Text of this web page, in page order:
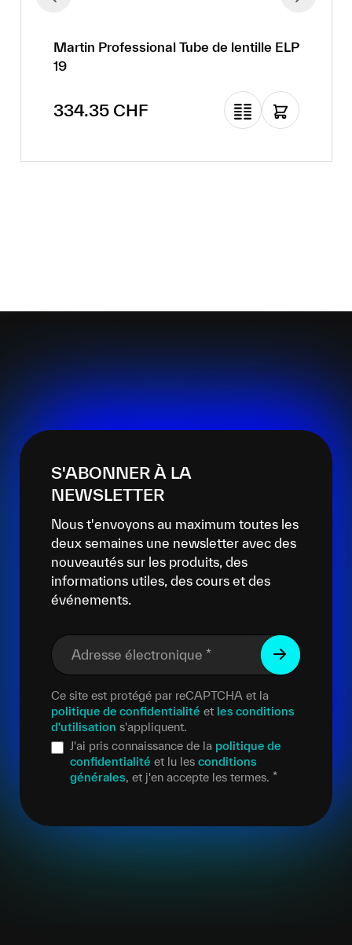
Martin Professional Tube de lentille ELP
19
Prix régulier :
334.35 CHF
S'ABONNER À LA
NEWSLETTER
Nous t'envoyons au maximum toutes les
deux semaines une newsletter avec des
nouveautés sur les produits, des
informations utiles, des cours et des
événements.
Adresse électronique *
Ce site est protégé par reCAPTCHA et la
politique de confidentialité et les conditions
d'utilisation s'appliquent.
J'ai pris connaissance de la politique de
confidentialité et lu les conditions
générales, et j'en accepte les termes. *